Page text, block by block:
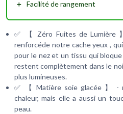
＋ Facilité de rangement
✅ 【 Zéro Fuites de Lumière
renforcéde notre cache yeux ,
pour le nez et un tissu qui
restent complètement dans le
plus lumineuses.
✅ 【 Matière soie glacée 】 -
chaleur, mais elle a aussi un
peau.